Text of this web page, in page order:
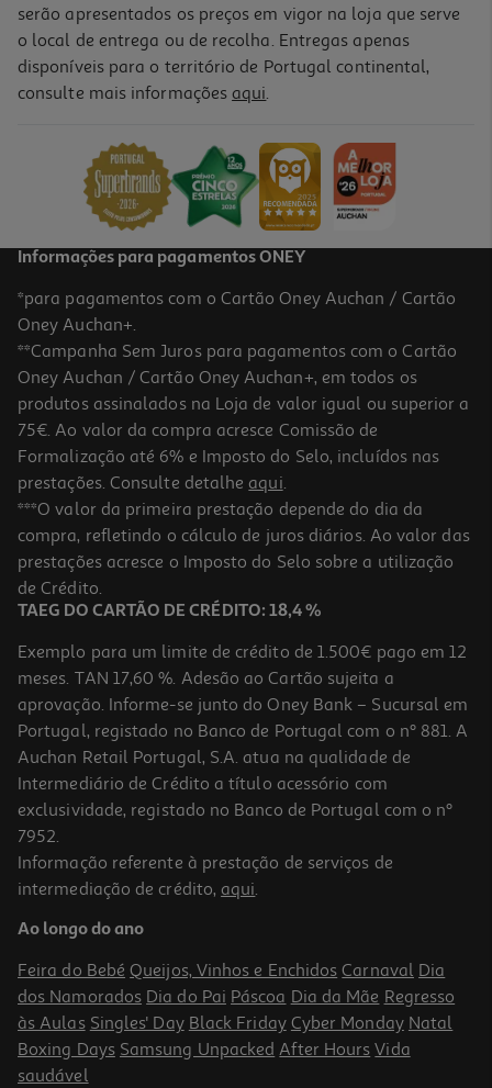
Achocolatado Polaretti Magic Milk Morango 30g
4.5
Achocolatado Polaretti Magic Milk Chocolate 30g
33 €/Kg
0,99 €
Chocolate Em Pó Delta Original 300 G
19.97 €/Kg
5,99 €
serão apresentados os preços em vigor na loja que serve
o local de entrega ou de recolha. Entregas apenas
disponíveis para o território de Portugal continental,
consulte mais informações aqui.
Informações para pagamentos ONEY
*para pagamentos com o Cartão Oney Auchan / Cartão
Oney Auchan+.
**Campanha Sem Juros para pagamentos com o Cartão
Oney Auchan / Cartão Oney Auchan+, em todos os
produtos assinalados na Loja de valor igual ou superior a
75€. Ao valor da compra acresce Comissão de
Formalização até 6% e Imposto do Selo, incluídos nas
prestações. Consulte detalhe aqui.
***O valor da primeira prestação depende do dia da
compra, refletindo o cálculo de juros diários. Ao valor das
prestações acresce o Imposto do Selo sobre a utilização
de Crédito.
TAEG DO CARTÃO DE CRÉDITO: 18,4 %
Exemplo para um limite de crédito de 1.500€ pago em 12
meses. TAN 17,60 %. Adesão ao Cartão sujeita a
aprovação. Informe-se junto do Oney Bank – Sucursal em
Portugal, registado no Banco de Portugal com o nº 881. A
Auchan Retail Portugal, S.A. atua na qualidade de
Intermediário de Crédito a título acessório com
exclusividade, registado no Banco de Portugal com o nº
7952.
Informação referente à prestação de serviços de
intermediação de crédito, aqui.
Ao longo do ano
Feira do Bebé Queijos, Vinhos e Enchidos Carnaval Dia
dos Namorados Dia do Pai Páscoa Dia da Mãe Regresso
às Aulas Singles' Day Black Friday Cyber Monday Natal
Boxing Days Samsung Unpacked After Hours Vida
saudável